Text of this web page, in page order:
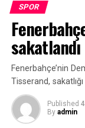
[Fotoğraf: DHA]
Türker Oktay:
Milli Takımlar
Türker Oktay ise
“Olimpiyatlardan
vardı. Bir tanesi
SPOR
sakatlandı
Fenerbahçe’nin
Tisserand,
Published
By admin